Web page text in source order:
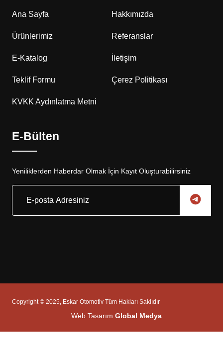
Ana Sayfa Hakkımızda
Ürünlerimiz Referanslar
E-Katalog İletişim
Teklif Formu Çerez Politikası
KVKK Aydınlatma Metni
E-Bülten
Yeniliklerden Haberdar Olmak İçin Kayıt Oluşturabilirsiniz
Copyright © 2025, Eskar Otomotiv Tüm Hakları Saklıdır
Web Tasarım Global Medya